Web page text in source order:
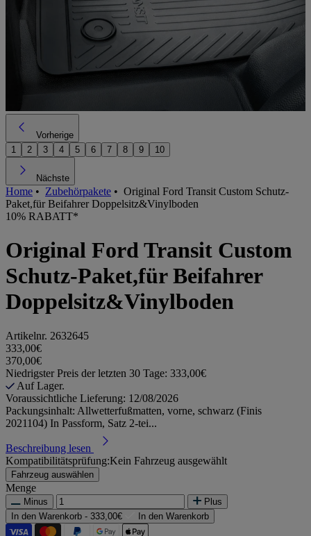
Vorherige
1
2 3 4 5 6 7 8 9 10
Nächste
Home • Zubehörpakete • Original Ford Transit Custom Schutz-
Paket,für Beifahrer Doppelsitz&Vinylboden
10% RABATT*
Original Ford Transit Custom
Schutz-Paket,für Beifahrer
Doppelsitz&Vinylboden
Artikelnr. 2632645
333,00€
370,00€
Niedrigster Preis der letzten 30 Tage: 333,00€
Auf Lager.
Voraussichtliche Lieferung: 12/08/2026
Packungsinhalt: Allwetterfußmatten, vorne, schwarz (Finis
2021104) In Passform, Satz 2-tei...
Beschreibung lesen
Kompatibilitätsprüfung:Kein Fahrzeug ausgewählt
Fahrzeug auswählen
Menge
Minus
Plus
In den Warenkorb - 333,00€ In den Warenkorb